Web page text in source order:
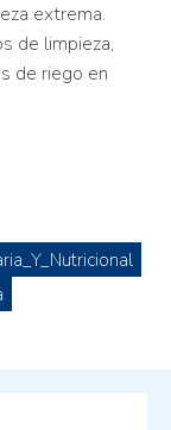
extrema.
de limpieza,
de riego en